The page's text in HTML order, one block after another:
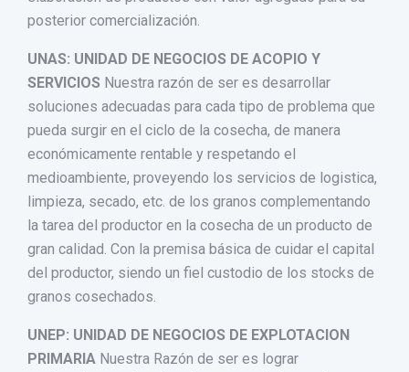
posterior comercialización.
UNAS: UNIDAD DE NEGOCIOS DE ACOPIO Y
SERVICIOS Nuestra razón de ser es desarrollar
soluciones adecuadas para cada tipo de problema que
pueda surgir en el ciclo de la cosecha, de manera
económicamente rentable y respetando el
medioambiente, proveyendo los servicios de logistica,
limpieza, secado, etc. de los granos complementando
la tarea del productor en la cosecha de un producto de
gran calidad. Con la premisa básica de cuidar el capital
del productor, siendo un fiel custodio de los stocks de
granos cosechados.
UNEP: UNIDAD DE NEGOCIOS DE EXPLOTACION
PRIMARIA Nuestra Razón de ser es lograr